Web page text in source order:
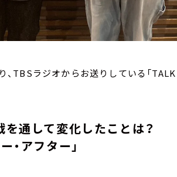
、TBSラジオからお送りしている「
を通して変化したことは？
・アフター」